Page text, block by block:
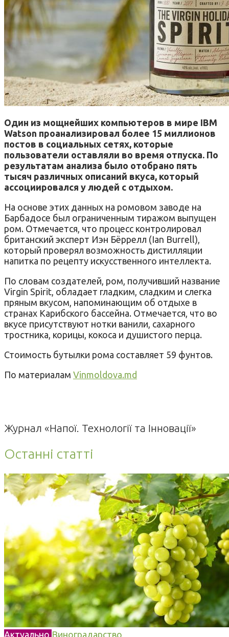
Один из мощнейших компьютеров в мире IBM
Watson проанализировал более 15 миллионов
постов в социальных сетях, которые
пользователи оставляли во время отпуска. По
результатам анализа было отобрано пять
тысяч различных описаний вкуса, который
ассоциировался у людей с отдыхом.
На основе этих данных на ромовом заводе на
Барбадосе был ограниченным тиражом выпущен
ром. Отмечается, что процесс контролировал
британский эксперт Иэн Бёррелл (Ian Burrell),
который проверял возможность дистилляции
напитка по рецепту искусственного интеллекта.
По словам создателей, ром, получивший название
Virgin Spirit, обладает гладким, сладким и слегка
пряным вкусом, напоминающим об отдыхе в
странах Карибского бассейна. Отмечается, что во
вкусе присутствуют нотки ванили, сахарного
тростника, корицы, кокоса и душистого перца.
Стоимость бутылки рома составляет 59 фунтов.
По материалам Vinmoldova.md
Журнал «Напої. Технології та Інновації»
Останні статті
Актуально Виноградарство